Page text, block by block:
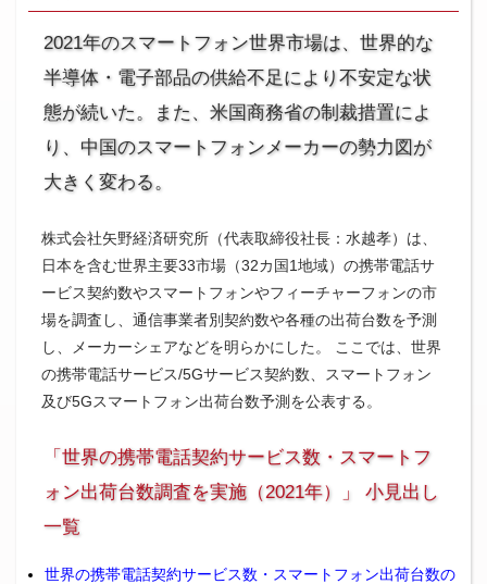
2021年のスマートフォン世界市場は、世界的な
半導体・電子部品の供給不足により不安定な状
態が続いた。また、米国商務省の制裁措置によ
り、中国のスマートフォンメーカーの勢力図が
大きく変わる。
株式会社矢野経済研究所（代表取締役社長：水越孝）は、
日本を含む世界主要33市場（32カ国1地域）の携帯電話サ
ービス契約数やスマートフォンやフィーチャーフォンの市
場を調査し、通信事業者別契約数や各種の出荷台数を予測
し、メーカーシェアなどを明らかにした。 ここでは、世界
の携帯電話サービス/5Gサービス契約数、スマートフォン
及び5Gスマートフォン出荷台数予測を公表する。
「世界の携帯電話契約サービス数・スマートフ
ォン出荷台数調査を実施（2021年）」 小見出し
一覧
世界の携帯電話契約サービス数・スマートフォン出荷台数の